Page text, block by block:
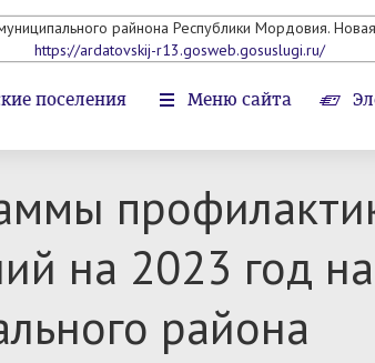
райнона Республики Мордовия.
https://ardatovskij-r13.gosweb.gosuslugi.ru/
поселения Меню сайта
на 2023 год
района